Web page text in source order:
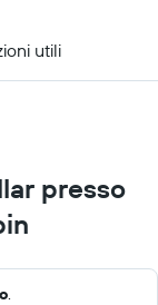
utili
presso
.